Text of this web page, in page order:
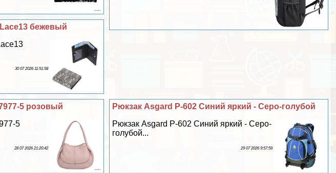
бежевый
30 07 2026 11:51:58
Рюкзак Asgard Р-602 Синий яркий - Серо-гoлyбой
Рюкзак Asgard Р-602 Синий яркий - Серо-
гoлyбой...
29 07 2026 9:57:59
5 розовый
5
28 07 2026 21:20:42